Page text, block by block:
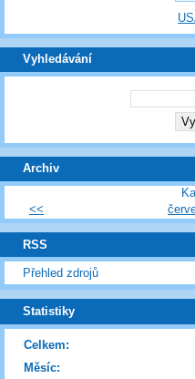
Vyhledávání
Archiv
<<
RSS
Přehled zdrojů
Statistiky
Celkem:
Měsíc: